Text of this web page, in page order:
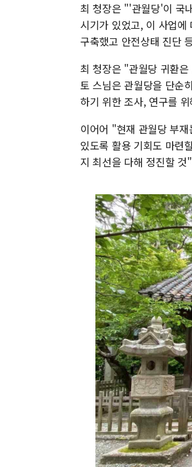
최 청장은 "'관월당'이 국
시기가 있었고, 이 사업
구축했고 안전상태 진단
최 청장은 "관월당 귀환
토 스님은 관월당을 단순
하기 위한 조사, 연구를
이어어 "현재 관월당 부
있도록 활용 기회도 마련
지 최선을 다해 정진할 것